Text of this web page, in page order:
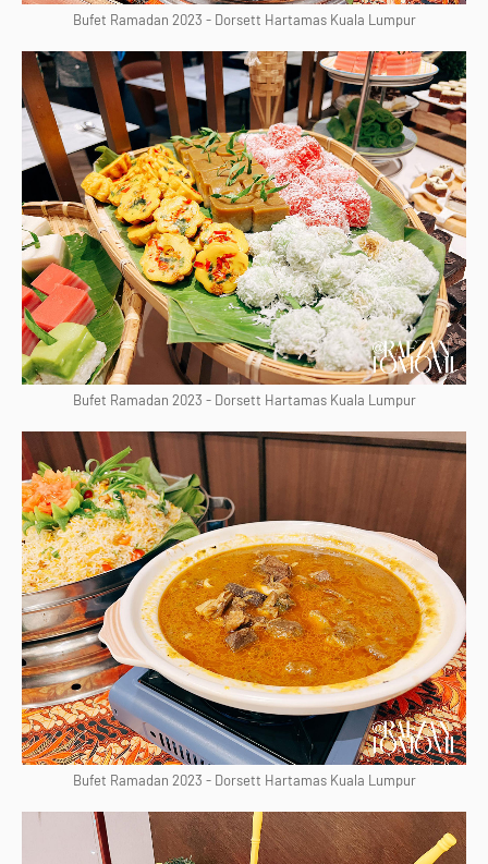
Bufet Ramadan 2023 - Dorsett Hartamas Kuala Lumpur
Bufet Ramadan 2023 - Dorsett Hartamas Kuala Lumpur
Bufet Ramadan 2023 - Dorsett Hartamas Kuala Lumpur